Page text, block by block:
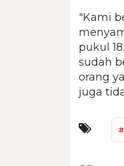
"Kami
pukul
sudah
orang
juga